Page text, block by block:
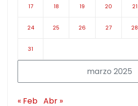
marzo 2025
17 18 19 20 21
24 25 26 27 28
31
« Feb Abr »